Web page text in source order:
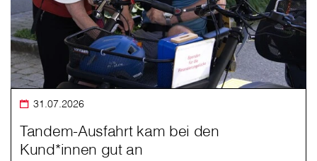
31.07.2026
Tandem-Ausfahrt kam bei den
Kund*innen gut an